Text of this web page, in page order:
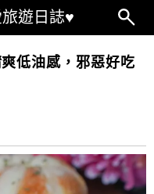
遊日誌♥
低油感，邪惡好吃